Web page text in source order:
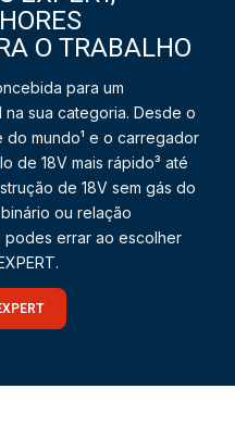
O TRABALHO
para um
sua categoria. Desde o
do mundo¹ e o carregador
de 18V mais rápido³ até
de 18V sem gás do
ou relação
errar ao escolher